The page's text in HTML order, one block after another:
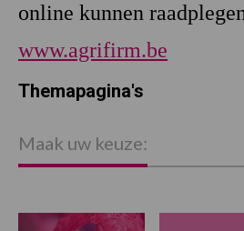
online kunnen
www.agrifirm.be
Themapagina's
Maak uw keuze: